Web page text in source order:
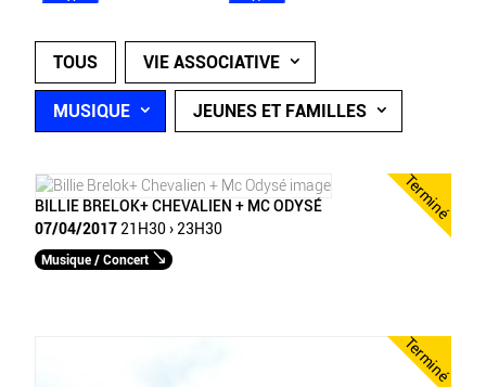
TOUS VIE ASSOCIATIVE
MUSIQUE JEUNES ET FAMILLES
Terminé
BILLIE BRELOK+ CHEVALIEN + MC ODYSÉ
07/04/2017 21H30 › 23H30
Musique / Concert
Terminé